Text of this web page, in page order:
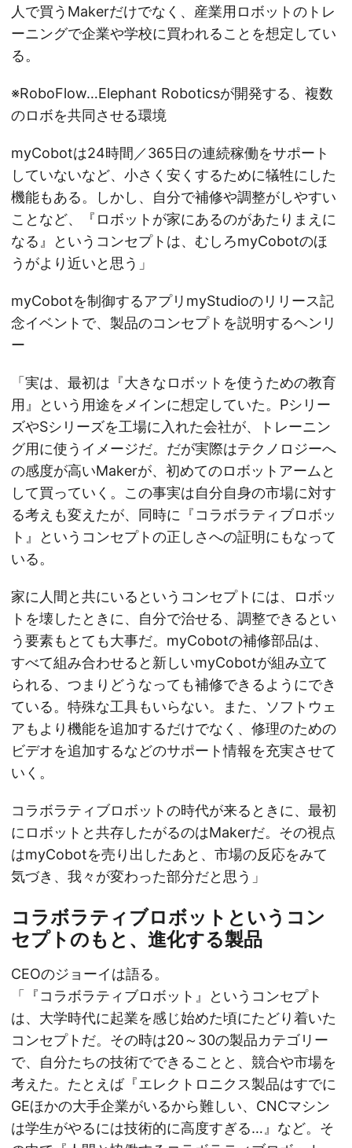
人で買うMakerだけでなく、産業用ロボットのトレ
ーニングで企業や学校に買われることを想定してい
る。
※RoboFlow…Elephant Roboticsが開発する、複数
のロボを共同させる環境
myCobotは24時間／365日の連続稼働をサポート
していないなど、小さく安くするために犠牲にした
機能もある。しかし、自分で補修や調整がしやすい
ことなど、『ロボットが家にあるのがあたりまえに
なる』というコンセプトは、むしろmyCobotのほ
うがより近いと思う」
myCobotを制御するアプリmyStudioのリリース記
念イベントで、製品のコンセプトを説明するヘンリ
ー
「実は、最初は『大きなロボットを使うための教育
用』という用途をメインに想定していた。Pシリー
ズやSシリーズを工場に入れた会社が、トレーニン
グ用に使うイメージだ。だが実際はテクノロジーへ
の感度が高いMakerが、初めてのロボットアームと
して買っていく。この事実は自分自身の市場に対す
る考えも変えたが、同時に『コラボラティブロボッ
ト』というコンセプトの正しさへの証明にもなって
いる。
家に人間と共にいるというコンセプトには、ロボッ
トを壊したときに、自分で治せる、調整できるとい
う要素もとても大事だ。myCobotの補修部品は、
すべて組み合わせると新しいmyCobotが組み立て
られる、つまりどうなっても補修できるようにでき
ている。特殊な工具もいらない。また、ソフトウェ
アもより機能を追加するだけでなく、修理のための
ビデオを追加するなどのサポート情報を充実させて
いく。
コラボラティブロボットの時代が来るときに、最初
にロボットと共存したがるのはMakerだ。その視点
はmyCobotを売り出したあと、市場の反応をみて
気づき、我々が変わった部分だと思う」
コラボラティブロボットというコン
セプトのもと、進化する製品
CEOのジョーイは語る。
「『コラボラティブロボット』というコンセプト
は、大学時代に起業を感じ始めた頃にたどり着いた
コンセプトだ。その時は20～30の製品カテゴリー
で、自分たちの技術でできることと、競合や市場を
考えた。たとえば『エレクトロニクス製品はすでに
GEほかの大手企業がいるから難しい、CNCマシン
は学生がやるには技術的に高度すぎる…』など。そ